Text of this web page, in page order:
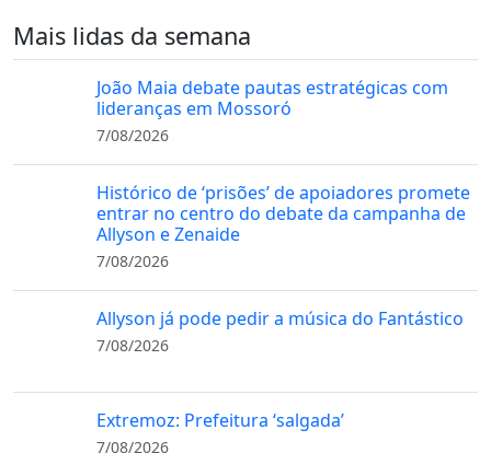
Mais lidas da semana
João Maia debate pautas estratégicas com
lideranças em Mossoró
7/08/2026
Histórico de ‘prisões’ de apoiadores promete
entrar no centro do debate da campanha de
Allyson e Zenaide
7/08/2026
Allyson já pode pedir a música do Fantástico
7/08/2026
Extremoz: Prefeitura ‘salgada’
7/08/2026